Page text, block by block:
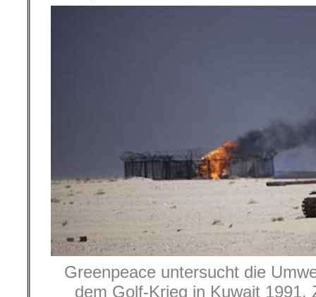
Greenpeace untersucht die
dem Golf-Krieg in Kuwait 1991.